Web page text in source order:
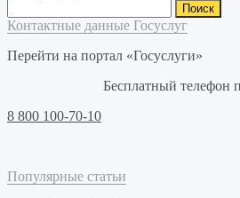
Контактные данные Госуслуг
Перейти на портал «Госуслуги»
Бесплатный телефон
8 800 100-70-10
Популярные статьи